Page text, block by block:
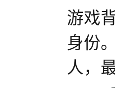
游戏
身份
人，